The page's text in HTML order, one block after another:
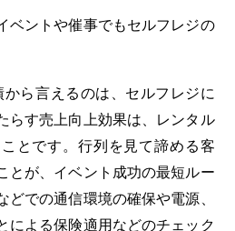
ベントや催事でもセルフレジの
ら言えるのは、セルフレジに
らす売上向上効果は、レンタル
とです。行列を見て諦める客
とが、イベント成功の最短ルー
どでの通信環境の確保や電源、
による保険適用などのチェック